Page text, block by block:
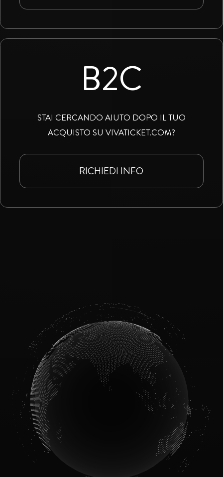
B2C
STAI CERCANDO AIUTO DOPO IL TUO
ACQUISTO SU VIVATICKET.COM?
RICHIEDI INFO